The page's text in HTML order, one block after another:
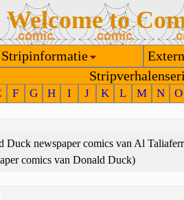
Welcome to
Stripinformatie
F G H I J K L M N O
Duck newspaper comics van Al
comics van Donald Duck)